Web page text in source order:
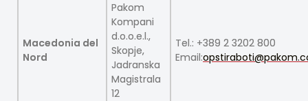
Macedonia del
Nord
Pakom
Kompani
d.o.o.e.l.,
Skopje,
Jadranska
Magistrala
12
Tel.: +389 2 3202 800
Email: